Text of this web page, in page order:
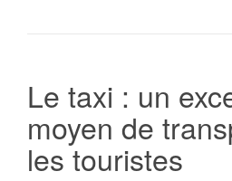
Le taxi : un
moyen de
les touristes